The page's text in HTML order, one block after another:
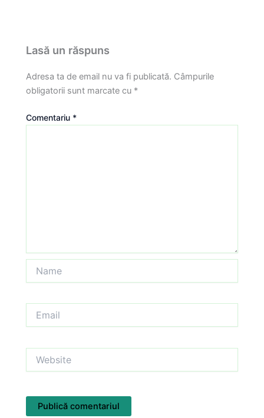
Lasă un răspuns
Adresa ta de email nu va fi publicată. Câmpurile
obligatorii sunt marcate cu *
Comentariu *